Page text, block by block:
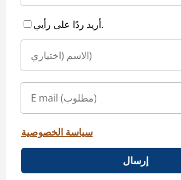
أريد ردًا على رأيي.
سياسة الخصوصية
إرسال